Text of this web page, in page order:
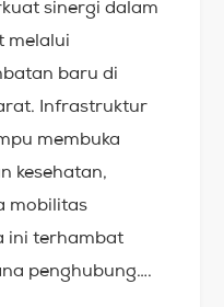
sinergi dalam
melalui
baru di
Infrastruktur
membuka
kesehatan,
mobilitas
ini terhambat
penghubung….